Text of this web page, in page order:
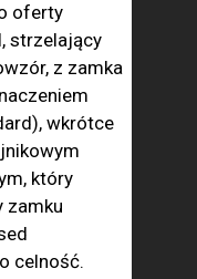
oferty
strzelający
z zamka
wkrótce
który
zamku
celność.